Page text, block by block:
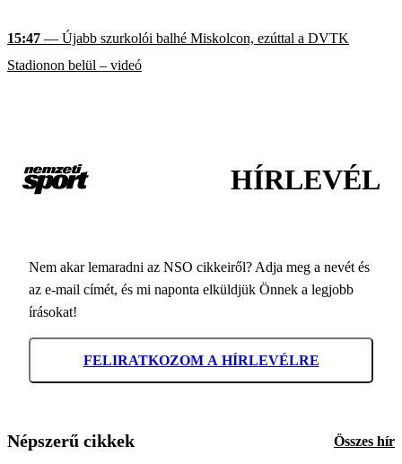
15:47 — Újabb szurkolói balhé Miskolcon, ezúttal a DVTK
Stadionon belül – videó
HÍRLEVÉL
Nem akar lemaradni az NSO cikkeiről? Adja meg a nevét és
az e-mail címét, és mi naponta elküldjük Önnek a legjobb
írásokat!
FELIRATKOZOM A HÍRLEVÉLRE
Népszerű cikkek Összes hír